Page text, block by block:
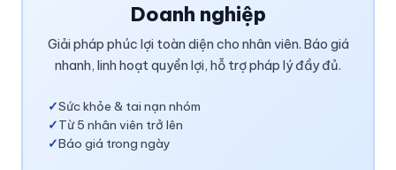
Doanh nghiệp
Giải pháp phúc lợi toàn diện cho nhân viên. Báo giá
nhanh, linh hoạt quyền lợi, hỗ trợ pháp lý đầy đủ.
✓Sức khỏe & tai nạn nhóm
✓Từ 5 nhân viên trở lên
✓Báo giá trong ngày